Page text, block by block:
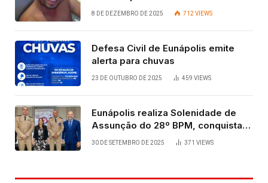
vida após quatro dias.
8 DE DEZEMBRO DE 2025 712 VIEWS
Defesa Civil de Eunápolis emite
alerta para chuvas
23 DE OUTUBRO DE 2025 459 VIEWS
Eunápolis realiza Solenidade de
Assunção do 28º BPM, conquista
viabilizada por articulação política
30 DE SETEMBRO DE 2025 371 VIEWS